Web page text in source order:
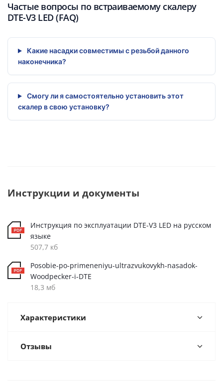
Частые вопросы по встраиваемому скалеру
DTE-V3 LED (FAQ)
Какие насадки совместимы с резьбой данного
наконечника?
Смогу ли я самостоятельно установить этот
скалер в свою установку?
Инструкции и документы
Инструкция по эксплуатации DTE-V3 LED на русском
языке
507,7 кб
Posobie-po-primeneniyu-ultrazvukovykh-nasadok-
Woodpecker-i-DTE
18,3 мб
Характеристики
Отзывы